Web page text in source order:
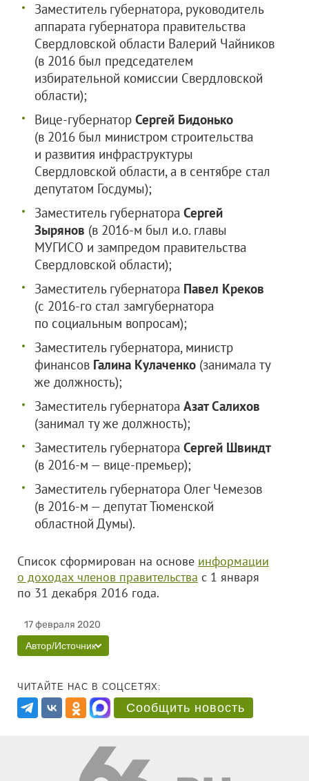
Заместитель губернатора, руководитель
аппарата губернатора правительства
Свердловской области Валерий Чайников
(в 2016 был председателем
избирательной комиссии Свердловской
области);
Вице-губернатор Сергей Бидонько
(в 2016 был министром строительства
и развития инфраструктуры
Свердловской области, а в сентябре стал
депутатом Госдумы);
Заместитель губернатора Сергей
Зырянов (в 2016-м был и.о. главы
МУГИСО и зампредом правительства
Свердловской области);
Заместитель губернатора Павел Креков
(с 2016-го стал замгубернатора
по социальным вопросам);
Заместитель губернатора, министр
финансов Галина Кулаченко (занимала ту
же должность);
Заместитель губернатора Азат Салихов
(занимал ту же должность);
Заместитель губернатора Сергей Швиндт
(в 2016-м — вице-премьер);
Заместитель губернатора Олег Чемезов
(в 2016-м — депутат Тюменской
областной Думы).
Список сформирован на основе информации
о доходах членов правительства с 1 января
по 31 декабря 2016 года.
17 февраля 2020
Автор/Источник
ЧИТАЙТЕ НАС В СОЦСЕТЯХ:
Сообщить новость